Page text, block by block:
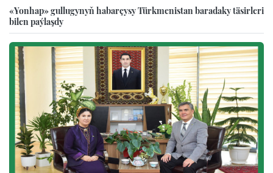
«Yonhap» gullugynyň habarçysy Türkmenistan baradaky täsirleri
bilen paýlaşdy